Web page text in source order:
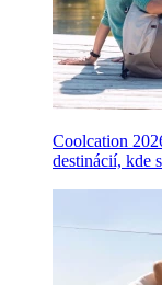
Coolcation
destinácií, kde